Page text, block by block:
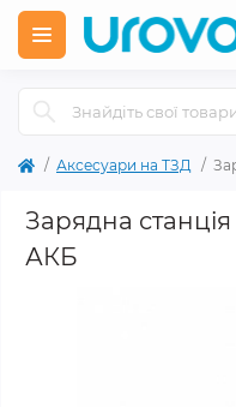
Аксесуари на ТЗД
Зарядна
АКБ